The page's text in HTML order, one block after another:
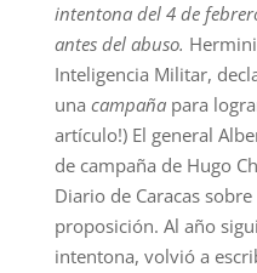
intentona del 4 de
antes del abuso.
Inteligencia Militar,
una campañapara
artículo!) El general
de campaña de Hugo
Diario de Caracas
proposición. Al año
intentona, volvió a